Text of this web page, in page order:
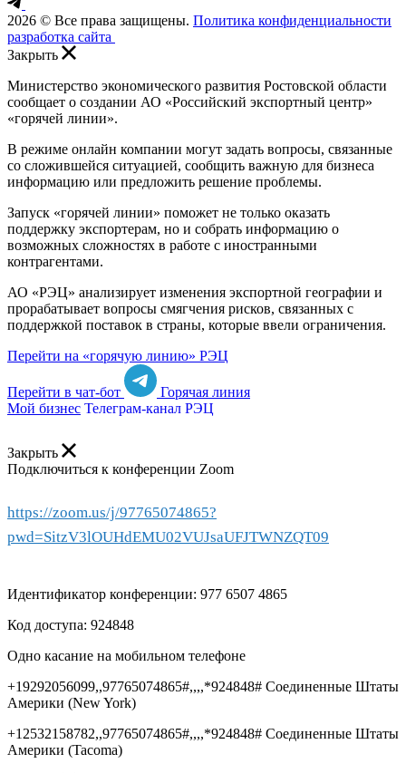
2026 © Все права защищены. Политика конфиденциальности
разработка сайта
Закрыть
Министерство экономического развития Ростовской области
сообщает о создании АО «Российский экспортный центр»
«горячей линии».
В режиме онлайн компании могут задать вопросы, связанные
со сложившейся ситуацией, сообщить важную для бизнеса
информацию или предложить решение проблемы.
Запуск «горячей линии» поможет не только оказать
поддержку экспортерам, но и собрать информацию о
возможных сложностях в работе с иностранными
контрагентами.
АО «РЭЦ» анализирует изменения экспортной географии и
прорабатывает вопросы смягчения рисков, связанных с
поддержкой поставок в страны, которые ввели ограничения.
Перейти на «горячую линию» РЭЦ
Перейти в чат-бот
Горячая линия
Мой бизнес Телеграм-канал РЭЦ
Закрыть
Подключиться к конференции Zoom
https://zoom.us/j/97765074865?
pwd=SitzV3lOUHdEMU02VUJsaUFJTWNZQT09
Идентификатор конференции: 977 6507 4865
Код доступа: 924848
Одно касание на мобильном телефоне
+19292056099,,97765074865#,,,,*924848# Соединенные Штаты
Америки (New York)
+12532158782,,97765074865#,,,,*924848# Соединенные Штаты
Америки (Tacoma)